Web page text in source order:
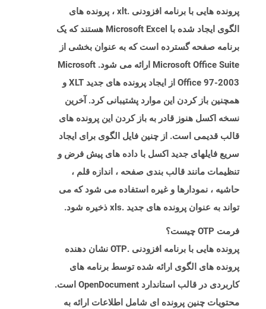
پرونده هایی با برنامه افزودنی .xlt ، پرونده های
الگوی ایجاد شده با Microsoft Excel هستند که یک
برنامه صفحه گسترده است که به عنوان بخشی از
Microsoft Office Suite ارائه می شود. Microsoft
Office 97-2003 از ایجاد پرونده های جدید XLT و
همچنین باز کردن این موارد پشتیبانی کرد. آخرین
نسخه اکسل هنوز قادر به باز کردن این پرونده های
قالب قدیمی است. از چنین فایل الگوی برای ایجاد
سریع فایلهای جدید اکسل با داده های پیش فرض و
تنظیمات مانند قالب بندی صفحه ، اندازه قلم ،
حاشیه ، نمودارها و غیره استفاده می شود که می
تواند به عنوان پرونده های جدید .xls ذخیره شود.
فرمت OTP چیست؟
پرونده هایی با برنامه افزودنی .OTP نشان دهنده
پرونده های الگوی ارائه شده توسط برنامه های
کاربردی در قالب استاندارد OpenDocument است.
محتویات چنین پرونده ای شامل اطلاعات ارائه به